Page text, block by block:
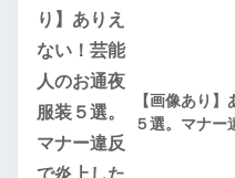
【画像あり
５選。マナー